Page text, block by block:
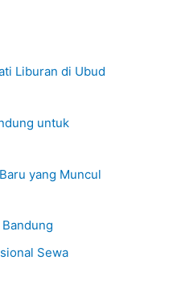
Liburan di Ubud
untuk
yang Muncul
Sewa